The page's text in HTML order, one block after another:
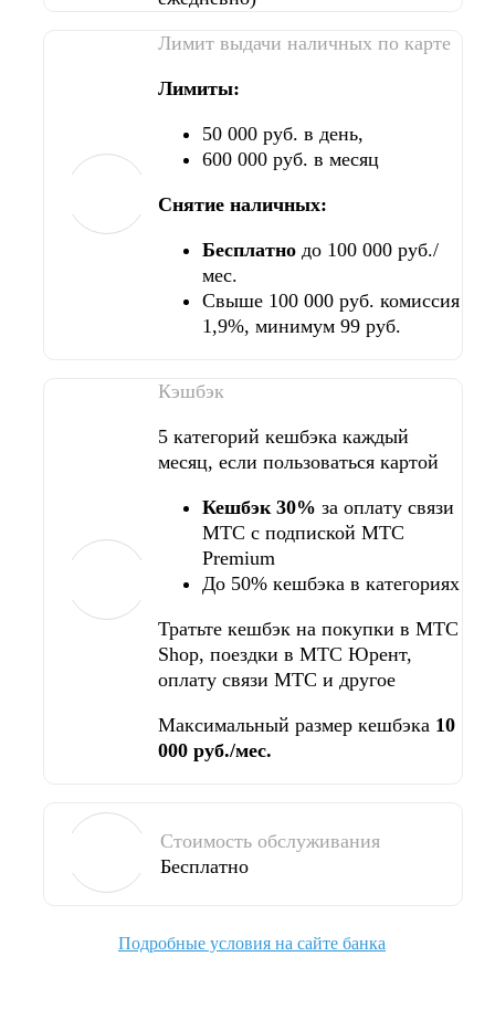
Лимит выдачи наличных по карте
Лимиты:
50 000 руб. в день,
600 000 руб. в месяц
Снятие наличных:
Бесплатно до 100 000 руб./
мес.
Свыше 100 000 руб. комиссия
1,9%, минимум 99 руб.
Кэшбэк
5 категорий кешбэка каждый
месяц, если пользоваться картой
Кешбэк 30% за оплату связи
МТС с подпиской МТС
Premium
До 50% кешбэка в категориях
Тратьте кешбэк на покупки в МТС
Shop, поездки в МТС Юрент,
оплату связи МТС и другое
Максимальный размер кешбэка 10
000 руб./мес.
Стоимость обслуживания
Бесплатно
Подробные условия на сайте банка